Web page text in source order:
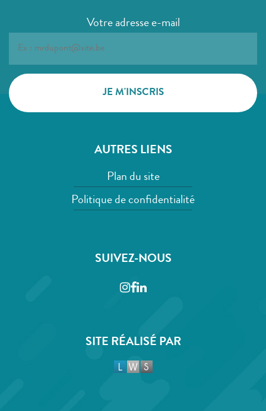
Votre adresse e-mail
AUTRES LIENS
Plan du site
Politique de confidentialité
SUIVEZ-NOUS
Instagram
Facebook
LinkedIn
SITE RÉALISÉ PAR